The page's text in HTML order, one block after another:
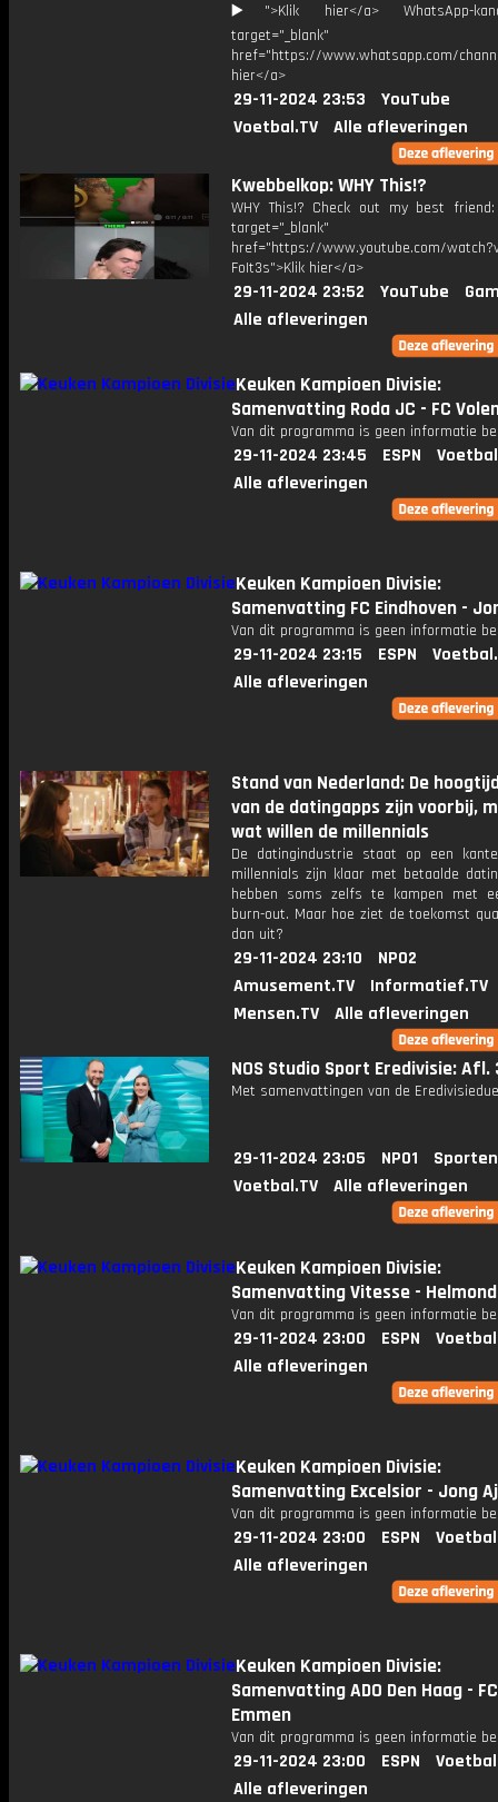
▶️">Klik hier</a> WhatsApp-
target="_blank"
href="https://www.whatsapp.com/
hier</a>
29-11-2024 23:53
YouTube
Voetbal.TV
Alle afleveringen
Kwebbelkop: WHY This!?
WHY This!? Check out my best
target="_blank"
href="https://www.youtube.com/
FoIt3s">Klik hier</a>
29-11-2024 23:52 YouTube
Alle afleveringen
Keuken Kampioen Divisie:
Samenvatting Roda JC - FC
Van dit programma is geen informatie
29-11-2024 23:45 ESPN
Alle afleveringen
Keuken Kampioen Divisie:
Samenvatting FC Eindhoven -
Van dit programma is geen informatie
29-11-2024 23:15 ESPN
Alle afleveringen
Stand van Nederland: De
van de datingapps zijn voorbij,
wat willen de millennials
De datingindustrie staat op een
millennials zijn klaar met betaalde
hebben soms zelfs te kampen met
burn-out. Maar hoe ziet de toekomst
dan uit?
29-11-2024 23:10
NPO2
Amusement.TV
Informatief.TV
Mensen.TV
Alle afleveringen
NOS Studio Sport Eredivisie: Afl.
Met samenvattingen van de
29-11-2024 23:05 NPO1
Voetbal.TV
Alle afleveringen
Keuken Kampioen Divisie:
Samenvatting Vitesse -
Van dit programma is geen informatie
29-11-2024 23:00 ESPN
Alle afleveringen
Keuken Kampioen Divisie:
Samenvatting Excelsior - Jong
Van dit programma is geen informatie
29-11-2024 23:00 ESPN
Alle afleveringen
Keuken Kampioen Divisie:
Samenvatting ADO Den Haag - FC
Emmen
Van dit programma is geen informatie
29-11-2024 23:00 ESPN
Alle afleveringen